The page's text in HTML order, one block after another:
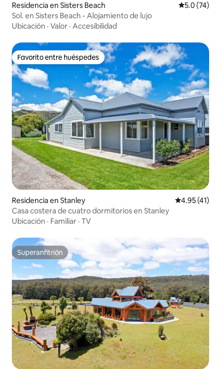
Residencia en Sisters Beach Calificación
5.0 (74)
Sol. en Sisters Beach - Alojamiento de lujo
Ubicación · Valor · Accesibilidad
Favorito entre huéspedes
Favorito entre huéspedes
Residencia en Stanley Calificación
4.95 (41)
Casa costera de cuatro dormitorios en Stanley
Ubicación · Familiar · TV
Superanfitrión
Superanfitrión